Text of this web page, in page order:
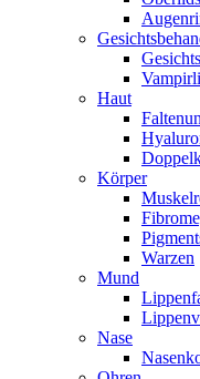
Haut
Körper
Warzen
Mund
Nase